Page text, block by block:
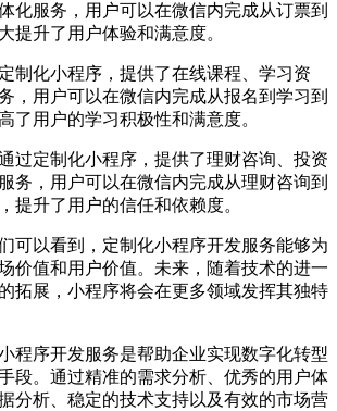
化服务，用户可以在微信内完成从订票到
提升了用户体验和满意度。
制化小程序，提供了在线课程、学习资
，用户可以在微信内完成从报名到学习到
了用户的学习积极性和满意度。
过定制化小程序，提供了理财咨询、投资
务，用户可以在微信内完成从理财咨询到
提升了用户的信任和依赖度。
可以看到，定制化小程序开发服务能够为
价值和用户价值。未来，随着技术的进一
拓展，小程序将会在更多领域发挥其独特
程序开发服务是帮助企业实现数字化转型
段。通过精准的需求分析、优秀的用户体
分析、稳定的技术支持以及有效的市场营